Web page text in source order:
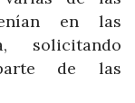
en las
solicitando
de las